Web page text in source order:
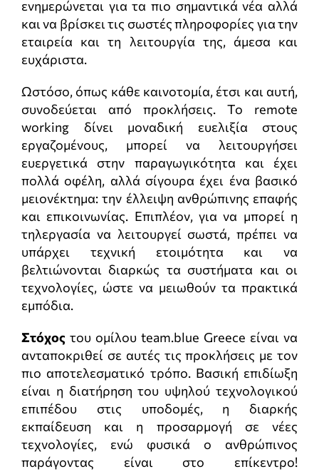
ενημερώνεται για τα πιο σημαντικά νέα αλλά
και να βρίσκει τις σωστές πληροφορίες για την
εταιρεία και τη λειτουργία της, άμεσα και
ευχάριστα.
Ωστόσο, όπως κάθε καινοτομία, έτσι και αυτή,
συνοδεύεται από προκλήσεις. Το remote
working δίνει μοναδική ευελιξία στους
εργαζομένους, μπορεί να λειτουργήσει
ευεργετικά στην παραγωγικότητα και έχει
πολλά οφέλη, αλλά σίγουρα έχει ένα βασικό
μειονέκτημα: την έλλειψη ανθρώπινης επαφής
και επικοινωνίας. Επιπλέον, για να μπορεί η
τηλεργασία να λειτουργεί σωστά, πρέπει να
υπάρχει τεχνική ετοιμότητα και να
βελτιώνονται διαρκώς τα συστήματα και οι
τεχνολογίες, ώστε να μειωθούν τα πρακτικά
εμπόδια.
Στόχος του ομίλου team.blue Greece είναι να
ανταποκριθεί σε αυτές τις προκλήσεις με τον
πιο αποτελεσματικό τρόπο. Βασική επιδίωξη
είναι η διατήρηση του υψηλού τεχνολογικού
επιπέδου στις υποδομές, η διαρκής
εκπαίδευση και η προσαρμογή σε νέες
τεχνολογίες, ενώ φυσικά ο ανθρώπινος
παράγοντας είναι στο επίκεντρο!